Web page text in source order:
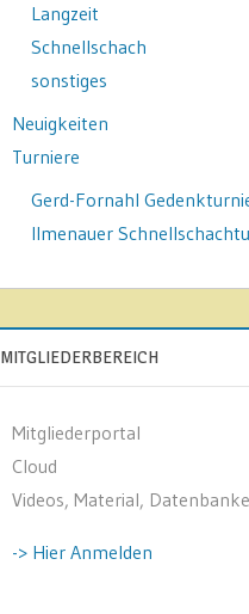
Langzeit
Schnellschach
sonstiges
Neuigkeiten
Turniere
Gerd-Fornahl
Ilmenauer
MITGLIEDERBEREICH
Mitgliederportal
Cloud
Videos, Material,
-> Hier Anmelden